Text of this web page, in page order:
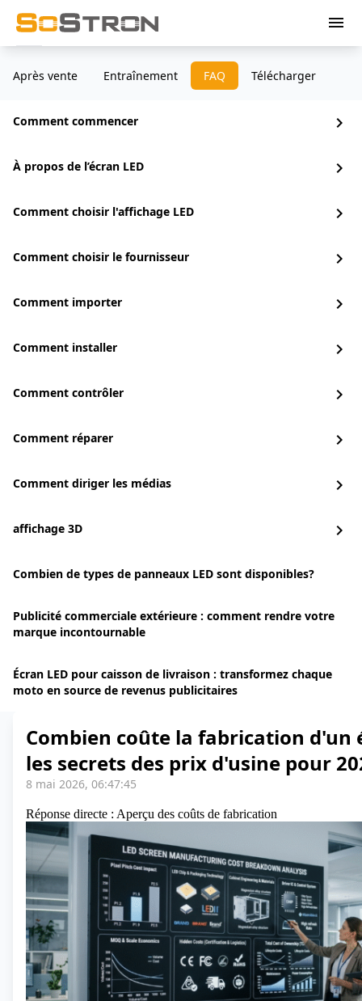
menu
Après vente Entraînement FAQ Télécharger
Comment commencer chevron_right
À propos de l’écran LED chevron_right
Comment choisir l'affichage LED chevron_right
Comment choisir le fournisseur chevron_right
Comment importer chevron_right
Comment installer chevron_right
Comment contrôler chevron_right
Comment réparer chevron_right
Comment diriger les médias chevron_right
affichage 3D chevron_right
Combien de types de panneaux LED sont disponibles?
Publicité commerciale extérieure : comment rendre votre
marque incontournable
Écran LED pour caisson de livraison : transformez chaque
moto en source de revenus publicitaires
Combien coûte la fabrication d'un
les secrets des prix d'usine pour
8 mai 2026, 06:47:45
Réponse directe : Aperçu des coûts de fabrication